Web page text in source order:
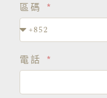
區碼
電話